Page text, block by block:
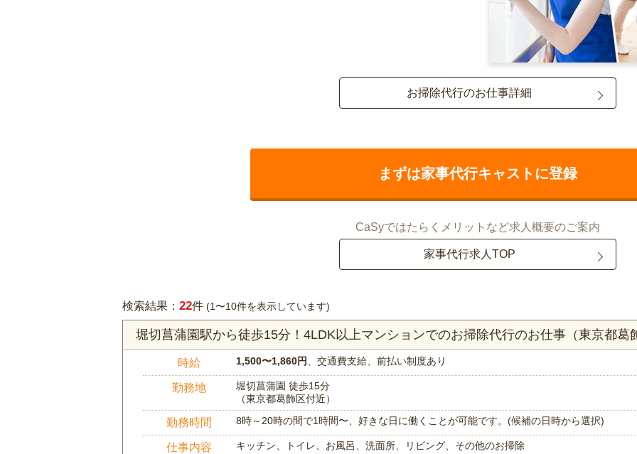
お掃除代行のお仕事詳細
まずは家事代行キャストに登録
CaSyではたらくメリットなど求人概要のご案内
家事代行求人TOP
検索結果： 22件 (1〜10件を表示しています)
堀切菖蒲園駅から徒歩15分！4LDK以上マンションでのお掃除代行のお仕事（東京都葛
時給 1,500〜1,860円 、交通費支給、前払い制度あり
勤務地
堀切菖蒲園 徒歩15分
（東京都葛飾区付近）
勤務時間 8時～20時の間で1時間〜、好きな日に働くことが可能です。(候補の日時から選択)
仕事内容 キッチン、トイレ、お風呂、洗面所、リビング、その他のお掃除